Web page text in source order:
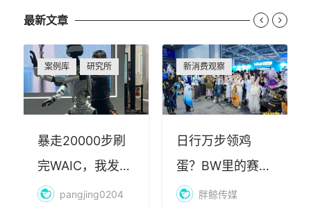
最新文章
案例库 研究所
暴走20000步刷
完WAIC，我发现
AI最赚钱的不是
pangjing0204
新消费观察
日行万步领鸡
蛋？BW里的赛博
朝圣，藏着品牌
胖鲸传媒
 